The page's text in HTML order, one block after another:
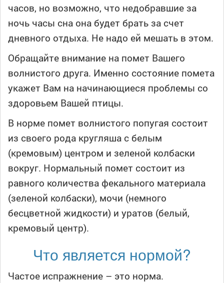
часов, но возможно, что недобравшие за
ночь часы сна она будет брать за счет
дневного отдыха. Не надо ей мешать в этом.
Обращайте внимание на помет Вашего
волнистого друга. Именно состояние помета
укажет Вам на начинающиеся проблемы со
здоровьем Вашей птицы.
В норме помет волнистого попугая состоит
из своего рода кругляша с белым
(кремовым) центром и зеленой колбаски
вокруг. Нормальный помет состоит из
равного количества фекального материала
(зеленой колбаски), мочи (немного
бесцветной жидкости) и уратов (белый,
кремовый центр).
Что является нормой?
Частое испражнение – это норма.